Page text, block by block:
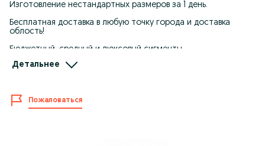
Изготовление нестандартных размеров за 1 день.
Бесплатная доставка в любую точку города и доставка
облость!
Бюджетный, средный и люксовый сигменты.
Цены от производителя
80 - 180 =22000
160-200 =35000
180-200 =37000
Детальнее
Пожаловаться